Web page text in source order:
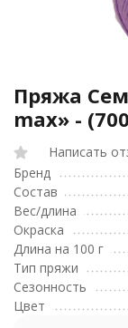
Пряжа
max» -
Написать
Бренд
Состав
Вес/длина
Окраска
Длина на 100 г
Тип пряжи
Сезонность
Цвет